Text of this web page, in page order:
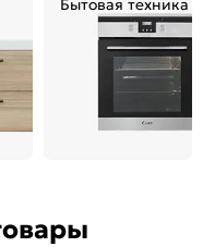
Бытовая техника